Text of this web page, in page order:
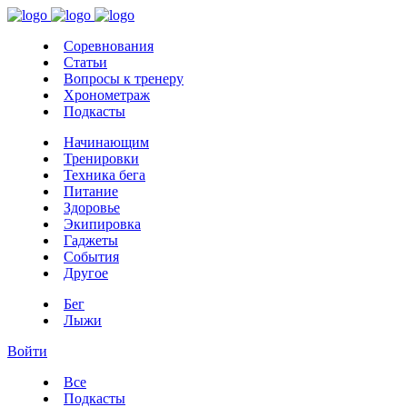
Соревнования
Статьи
Вопросы к тренеру
Хронометраж
Подкасты
Начинающим
Тренировки
Техника бега
Питание
Здоровье
Экипировка
Гаджеты
События
Другое
Бег
Лыжи
Войти
Все
Подкасты